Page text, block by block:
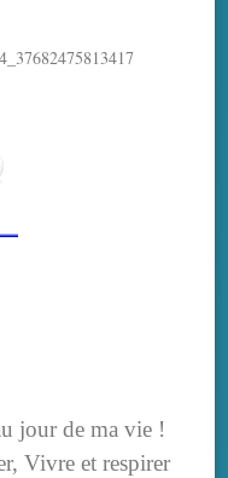
jour de ma vie !
Vivre et respirer